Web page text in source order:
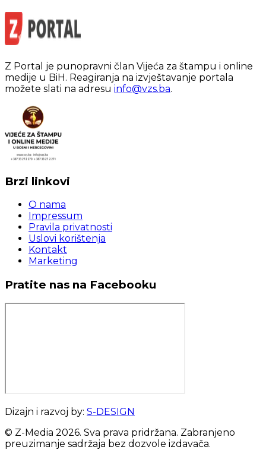
Z Portal je punopravni član Vijeća za štampu i online
medije u BiH. Reagiranja na izvještavanje portala
možete slati na adresu info@vzs.ba.
Brzi linkovi
O nama
Impressum
Pravila privatnosti
Uslovi korištenja
Kontakt
Marketing
Pratite nas na Facebooku
Dizajn i razvoj by: S-DESIGN
© Z-Media 2026. Sva prava pridržana. Zabranjeno
preuzimanje sadržaja bez dozvole izdavača.